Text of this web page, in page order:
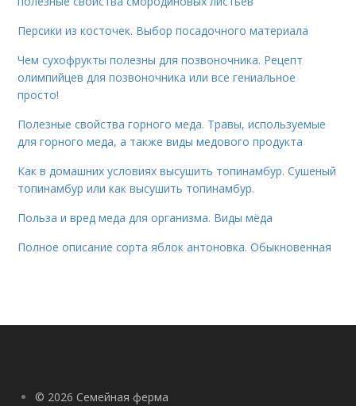
Персики из косточек. Выбор посадочного материала
Чем сухофрукты полезны для позвоночника. Рецепт
олимпийцев для позвоночника или все гениальное
просто!
Полезные свойства горного меда. Травы, используемые
для горного меда, а также виды медового продукта
Как в домашних условиях высушить топинамбур. Сушеный
топинамбур или как высушить топинамбур.
Польза и вред меда для организма. Виды мёда
Полное описание сорта яблок антоновка. Обыкновенная
© 2026 Семейная ферма